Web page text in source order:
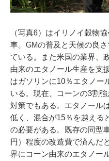
（写真6）はイリノイ穀物
車。GMの普及と天候の良
ている。また米国の業界、
由来のエタノール生産を支
はガソリンに10％エタノー
いる。現在、コーンの3割
対策でもある。エタノール
低く、混合が15％を越える
の必要がある。既存の同型
円）程度の改造費で済んだ
界にコーン由来のエタノー